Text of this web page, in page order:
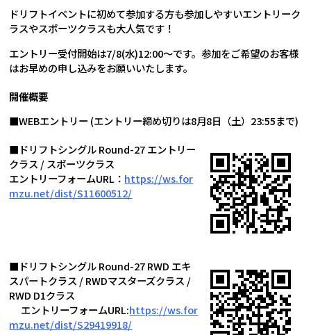
ドリフトイベントに初めて参加する方も参加しやすいエントリーク
ラスやスポーツクラスも大人気です！
エントリー受付開始は7/8(水)12:00～です。参加をご希望のお客様
はお早めの申し込みをお願いいたします。
開催概要
■WEBエントリー (エントリー締め切りは8月8日（土）23:55まで)
■ドリフトシングル Round-27 エントリー
クラス / スポーツクラス
エントリーフォームURL： https://ws.for
mzu.net/dist/S11600512/
■ドリフトシングル Round-27 RWD エキ
スパートクラス / RWDマスターズクラス /
RWD D1クラス
エントリーフォームURL:https://ws.for
mzu.net/dist/S29419918/